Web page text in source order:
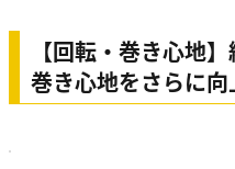
【回転・巻き心地
巻き心地をさらに向